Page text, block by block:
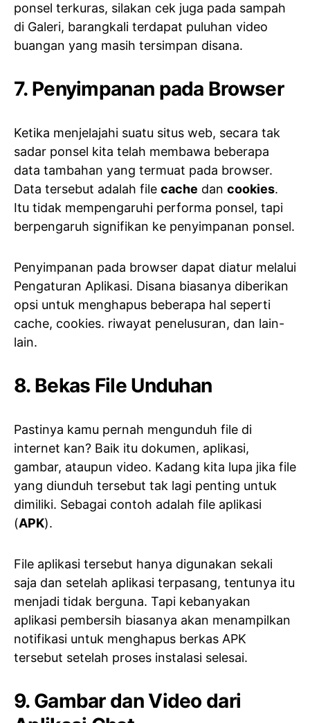
ponsel terkuras, silakan cek juga pada sampah
di Galeri, barangkali terdapat puluhan video
buangan yang masih tersimpan disana.
7. Penyimpanan pada Browser
Ketika menjelajahi suatu situs web, secara tak
sadar ponsel kita telah membawa beberapa
data tambahan yang termuat pada browser.
Data tersebut adalah file cache dan cookies.
Itu tidak mempengaruhi performa ponsel, tapi
berpengaruh signifikan ke penyimpanan ponsel.
Penyimpanan pada browser dapat diatur melalui
Pengaturan Aplikasi. Disana biasanya diberikan
opsi untuk menghapus beberapa hal seperti
cache, cookies. riwayat penelusuran, dan lain-
lain.
8. Bekas File Unduhan
Pastinya kamu pernah mengunduh file di
internet kan? Baik itu dokumen, aplikasi,
gambar, ataupun video. Kadang kita lupa jika file
yang diunduh tersebut tak lagi penting untuk
dimiliki. Sebagai contoh adalah file aplikasi
(APK).
File aplikasi tersebut hanya digunakan sekali
saja dan setelah aplikasi terpasang, tentunya itu
menjadi tidak berguna. Tapi kebanyakan
aplikasi pembersih biasanya akan menampilkan
notifikasi untuk menghapus berkas APK
tersebut setelah proses instalasi selesai.
9. Gambar dan Video dari